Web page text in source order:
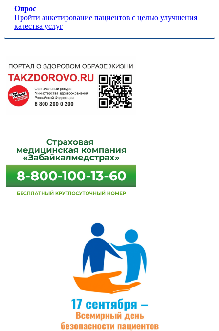
Опрос
Пройти анкетирование пациентов с целью улучшения
качества услуг